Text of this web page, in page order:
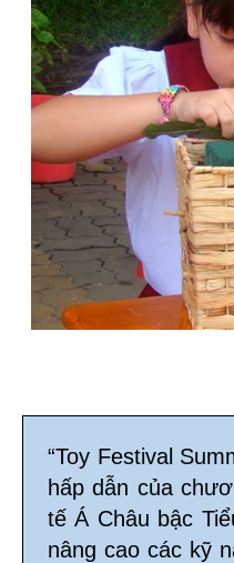
“Toy Festival
hấp dẫn của
tế Á Châu bậc
nâng cao các kỹ